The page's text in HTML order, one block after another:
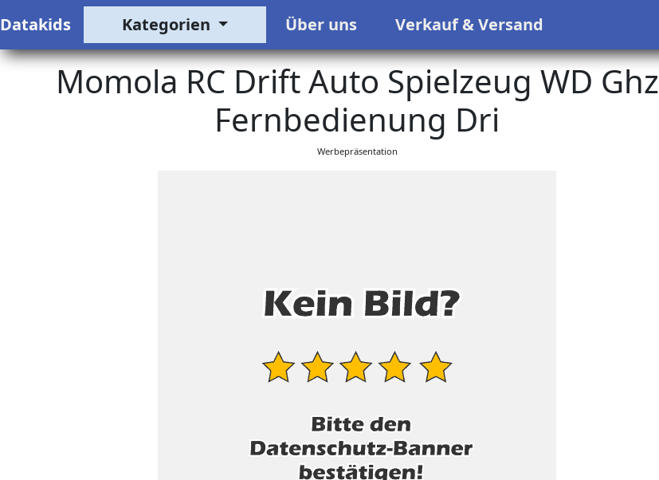
Datakids Kategorien Über uns Verkauf & Versand
Momola RC Drift Auto Spielzeug WD Ghz
Fernbedienung Dri
Werbepräsentation